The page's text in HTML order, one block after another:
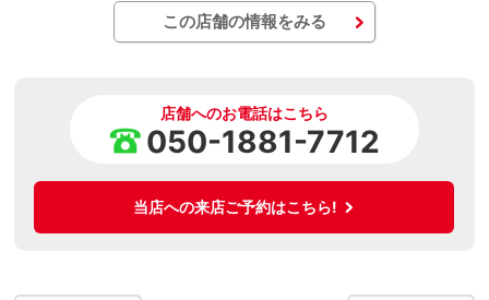
この店舗の情報をみる
店舗へのお電話はこちら
050-1881-7712
当店への来店ご予約はこちら!